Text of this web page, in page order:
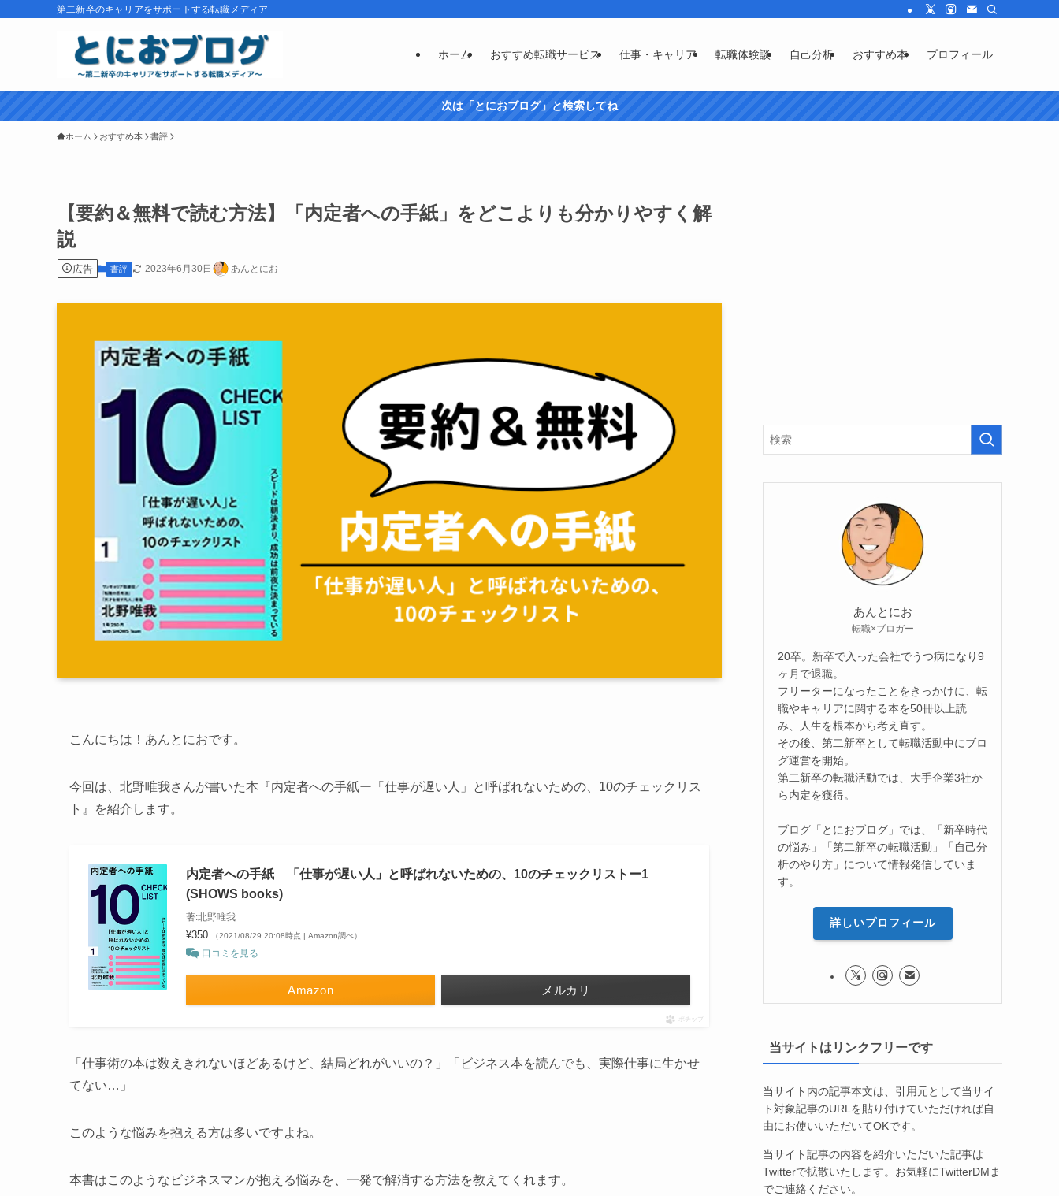
第二新卒のキャリアをサポートする転職メディア
ホーム おすすめ転職サービス 仕事・キャリア 転職体験談 自己分析 おすすめ本 プロフィール
次は「とにおブログ」と検索してね
ホーム おすすめ本 書評
【要約＆無料で読む方法】「内定者への手紙」をどこよりも分かりやすく解
説
広告 書評 2023年6月30日 あんとにお
こんにちは！あんとにおです。
今回は、北野唯我さんが書いた本『内定者への手紙ー「仕事が遅い人」と呼ばれないための、10のチェックリス
ト』を紹介します。
内定者への手紙 「仕事が遅い人」と呼ばれないための、10のチェックリストー1
(SHOWS books)
著:北野唯我
¥350 （2021/08/29 20:08時点 | Amazon調べ）
口コミを見る
Amazon メルカリ
ポチップ
「仕事術の本は数えきれないほどあるけど、結局どれがいいの？」「ビジネス本を読んでも、実際仕事に生かせ
てない…」
このような悩みを抱える方は多いですよね。
本書はこのようなビジネスマンが抱える悩みを、一発で解消する方法を教えてくれます。
あんとにお
転職×ブロガー
20卒。新卒で入った会社でうつ病になり9
ヶ月で退職。
フリーターになったことをきっかけに、転
職やキャリアに関する本を50冊以上読
み、人生を根本から考え直す。
その後、第二新卒として転職活動中にブロ
グ運営を開始。
第二新卒の転職活動では、大手企業3社か
ら内定を獲得。
ブログ「とにおブログ」では、「新卒時代
の悩み」「第二新卒の転職活動」「自己分
析のやり方」について情報発信していま
す。
詳しいプロフィール
当サイトはリンクフリーです
当サイト内の記事本文は、引用元として当サイ
ト対象記事のURLを貼り付けていただければ自
由にお使いいただいてOKです。
当サイト記事の内容を紹介いただいた記事は
Twitterで拡散いたします。お気軽にTwitterDMま
でご連絡ください。